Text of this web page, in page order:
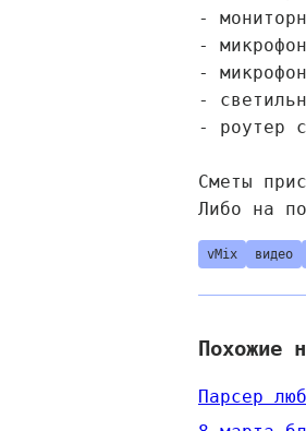
-
-
-
-
- роутер
Сметы
Либо на
vMix видео
Похожие
Парсер